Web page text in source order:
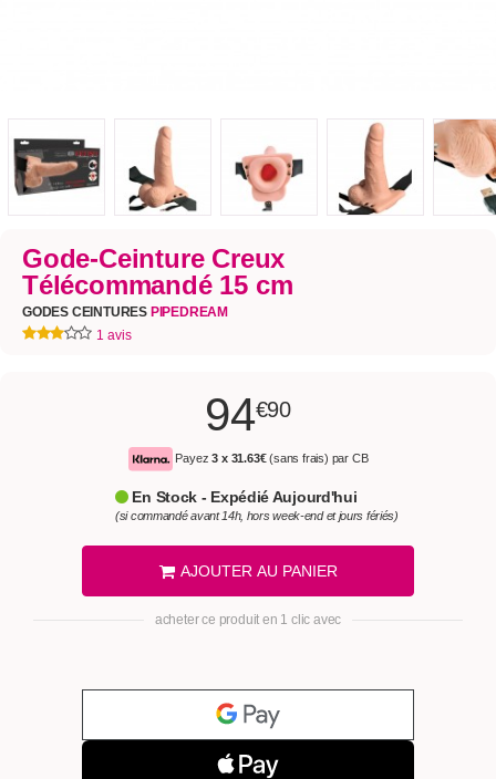
Gode-Ceinture Creux
Télécommandé 15 cm
GODES CEINTURES PIPEDREAM
1 avis
94€90
Payez3 x 31.63€(sans frais) par CB
En Stock - Expédié Aujourd'hui
(si commandé avant 14h, hors week-end et jours fériés)
AJOUTER AU PANIER
acheter ce produit en 1 clic avec